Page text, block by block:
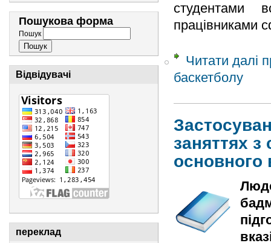
Пошукова форма
Пошук
Відвідувачі
переклад
студентами
працівниками
Читати далі
баскетболу
заняттях з
основного